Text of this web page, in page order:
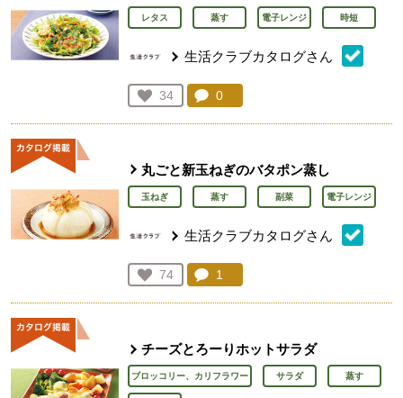
レタス 蒸す 電子レンジ 時短
生活クラブカタログさん
お気に入り登録：
34
人が登録
コメント：
0
丸ごと新玉ねぎのバタポン蒸し
玉ねぎ 蒸す 副菜 電子レンジ
生活クラブカタログさん
お気に入り登録：
74
人が登録
コメント：
1
チーズとろーりホットサラダ
ブロッコリー、カリフラワー サラダ 蒸す